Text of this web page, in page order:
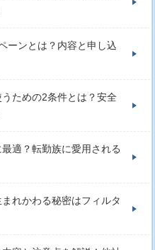
ーンとは？内容と申し込
ための2条件とは？安全
適？転勤族に愛用される
れかわる秘密はフィルタ